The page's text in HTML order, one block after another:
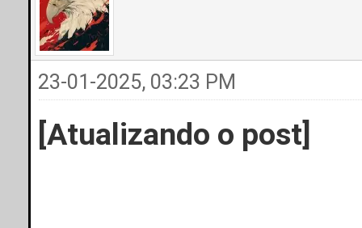
23-01-2025, 03:23 PM
[Atualizando o post]